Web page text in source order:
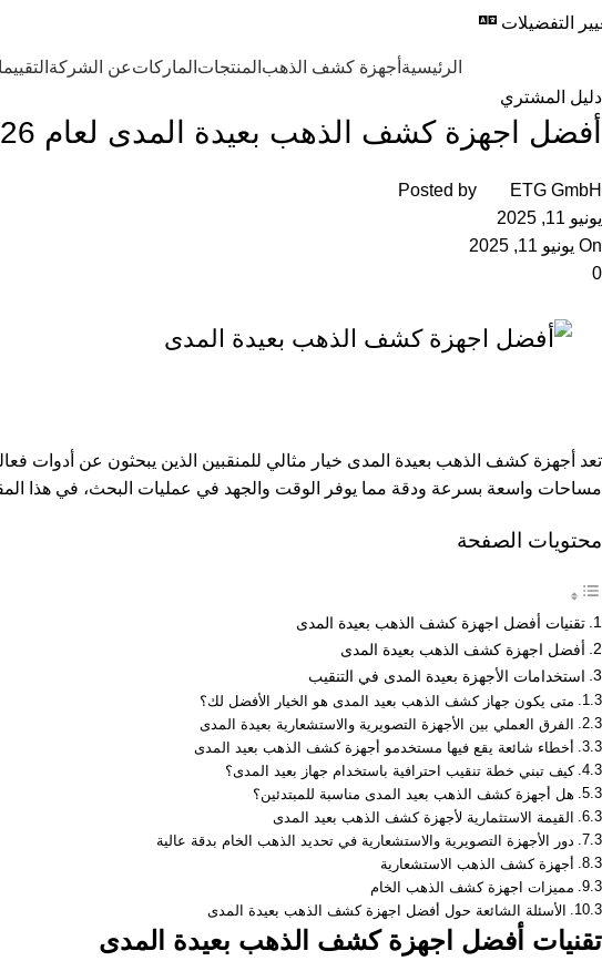
التفضيلات
الرئيسية أجهزة كشف الذهب المنتجات الماركاتعن الشركة
المدونة
دليل المشتري
دليل المشتري
أفضل اجهزة كشف الذهب بعيدة المدى لعام 2026
Posted by
ETG GmbH
يونيو 11, 2025
On يونيو 11, 2025
0
تعد أجهزة كشف الذهب بعيدة المدى خيار مثالي للمنقبين الذين يبحثون عن أدوات
مساحات واسعة بسرعة ودقة مما يوفر الوقت والجهد في عمليات البحث، في هذا
محتويات الصفحة
تقنيات أفضل اجهزة كشف الذهب بعيدة المدى
أفضل اجهزة كشف الذهب بعيدة المدى
استخدامات الأجهزة بعيدة المدى في التنقيب
متى يكون جهاز كشف الذهب بعيد المدى هو الخيار الأفضل لك؟
الفرق العملي بين الأجهزة التصويرية والاستشعارية بعيدة المدى
أخطاء شائعة يقع فيها مستخدمو أجهزة كشف الذهب بعيد المدى
كيف تبني خطة تنقيب احترافية باستخدام جهاز بعيد المدى؟
هل أجهزة كشف الذهب بعيد المدى مناسبة للمبتدئين؟
القيمة الاستثمارية لأجهزة كشف الذهب بعيد المدى
دور الأجهزة التصويرية والاستشعارية في تحديد الذهب الخام بدقة عالية
أجهزة كشف الذهب الاستشعارية
مميزات اجهزة كشف الذهب الخام
الأسئلة الشائعة حول أفضل اجهزة كشف الذهب بعيدة المدى
تقنيات أفضل اجهزة كشف الذهب بعيدة المدى